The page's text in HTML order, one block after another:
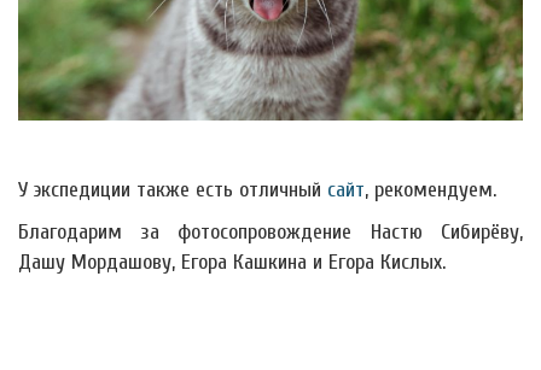
У экспедиции также есть отличный сайт, рекомендуем.
Благодарим за фотосопровождение Настю Сибирёву,
Дашу Мордашову, Егора Кашкина и Егора Кислых.